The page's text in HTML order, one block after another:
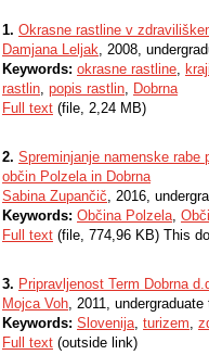
1. Okrasne rastline v
Damjana Leljak, 2008,
Keywords: okrasne rastline,
rastlin, popis rastlin, Dobrna
Full text (file, 2,24 MB)
2. Spreminjanje namenske
občin Polzela in Dobrna
Sabina Zupančič, 2016,
Keywords: Občina Polzela,
Full text (file, 774,96 KB) This
3. Pripravljenost Term Dobrna
Mojca Voh, 2011, undergraduate
Keywords: Slovenija, turizem,
Full text (outside link)